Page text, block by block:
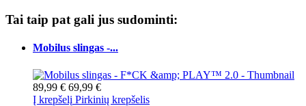
Tai taip pat gali jus sudominti:
Mobilus slingas -...
89,99 € 69,99 €
Į krepšelį Pirkinių krepšelis